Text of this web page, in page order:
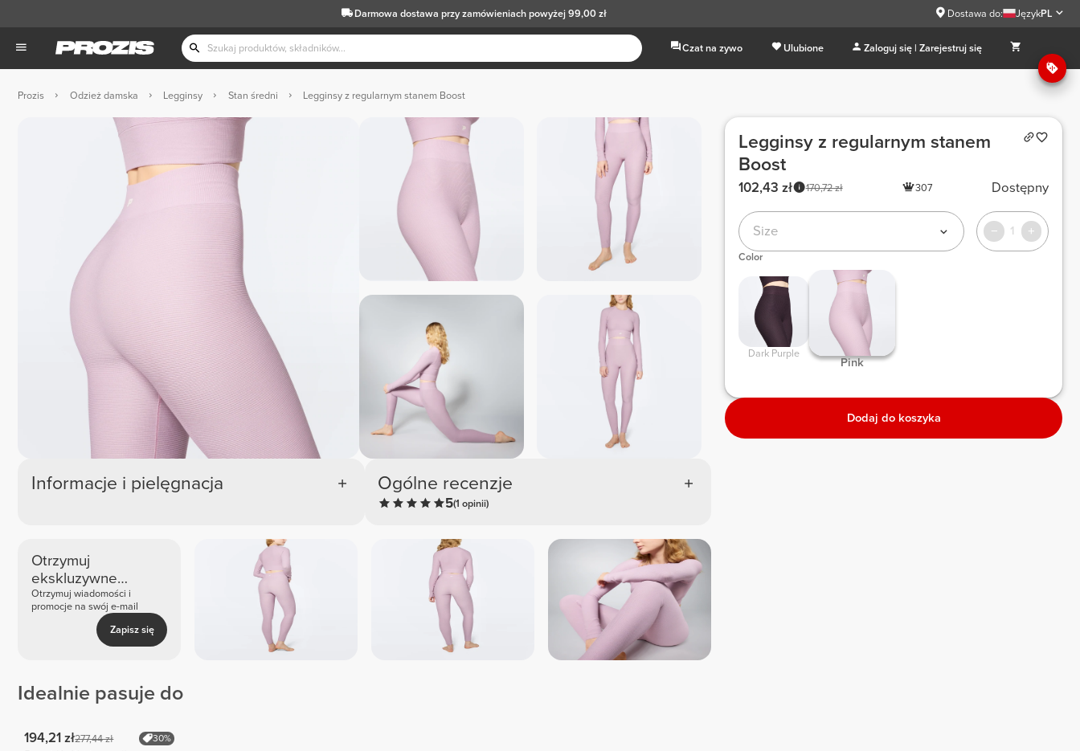
Darmowa dostawa przy zamówieniach powyżej 99,00 zł Dostawa do: JęzykPL
Czat na zywo Ulubione Zaloguj się | Zarejestruj się
Prozis Odzież damska Legginsy Stan średni Legginsy z regularnym stanem Boost
Informacje i pielęgnacja Ogólne recenzje
5(1 opinii)
Otrzymuj
ekskluzywne
nowości i oferty
Otrzymuj wiadomości i
promocje na swój e-mail
Zapisz się
Idealnie pasuje do
194,21 zł277,44 zł 30%
Legginsy z regularnym stanem
Boost
170,72 zł
102,43 zł 307 Dostępny
Size 1
Color
Dark Purple
Pink
Dodaj do koszyka